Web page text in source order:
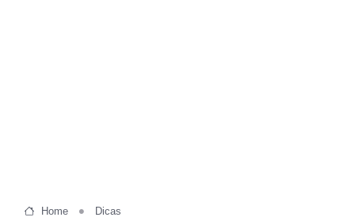
Home Dicas